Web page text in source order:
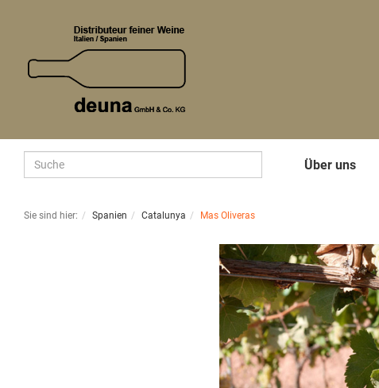
Über uns
Sie sind hier: Spanien Catalunya Mas Oliveras